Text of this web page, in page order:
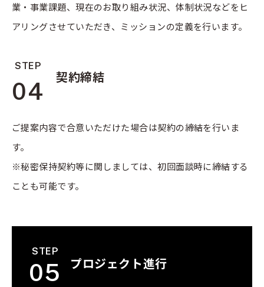
業・事業課題、現在のお取り組み状況、体制状況などをヒ
アリングさせていただき、ミッションの定義を行います。
STEP
04
契約締結
ご提案内容で合意いただけた場合は契約の締結を行いま
す。
※秘密保持契約等に関しましては、初回面談時に締結する
ことも可能です。
プロジェクト進行
STEP
05